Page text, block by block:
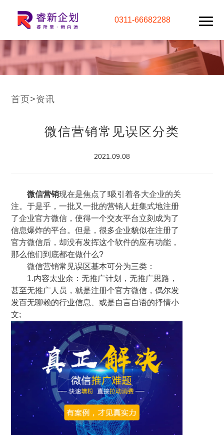
0311-66682288
首页>资讯
微信营销常见误区分类
2021.09.08
微信营销现在是焦点了!吸引着各大企业的关
注。于是乎，一批又一批的营销人赶集式地注册
了企业官方微信，使得一个交友平台立刻成为了
信息爆炸的平台。但是，很多企业貌似在注册了
官方微信后，却没有发挥这个软件的应有功能，
那么他们到底都在做什么?
微信营销常见误区基本可分为三类：
1.内容太业余：无推广计划，无推广思路，
甚至无推广人员，就是注册个官方微信，偶尔发
发百无聊赖的行业信息、或是自言自语的抒情小
文;